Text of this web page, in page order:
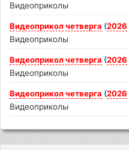
Видеоприколы
Видеоприкол четверга (2026
Видеоприколы
Видеоприкол четверга (2026
Видеоприколы
Видеоприкол четверга (2026
Видеоприколы